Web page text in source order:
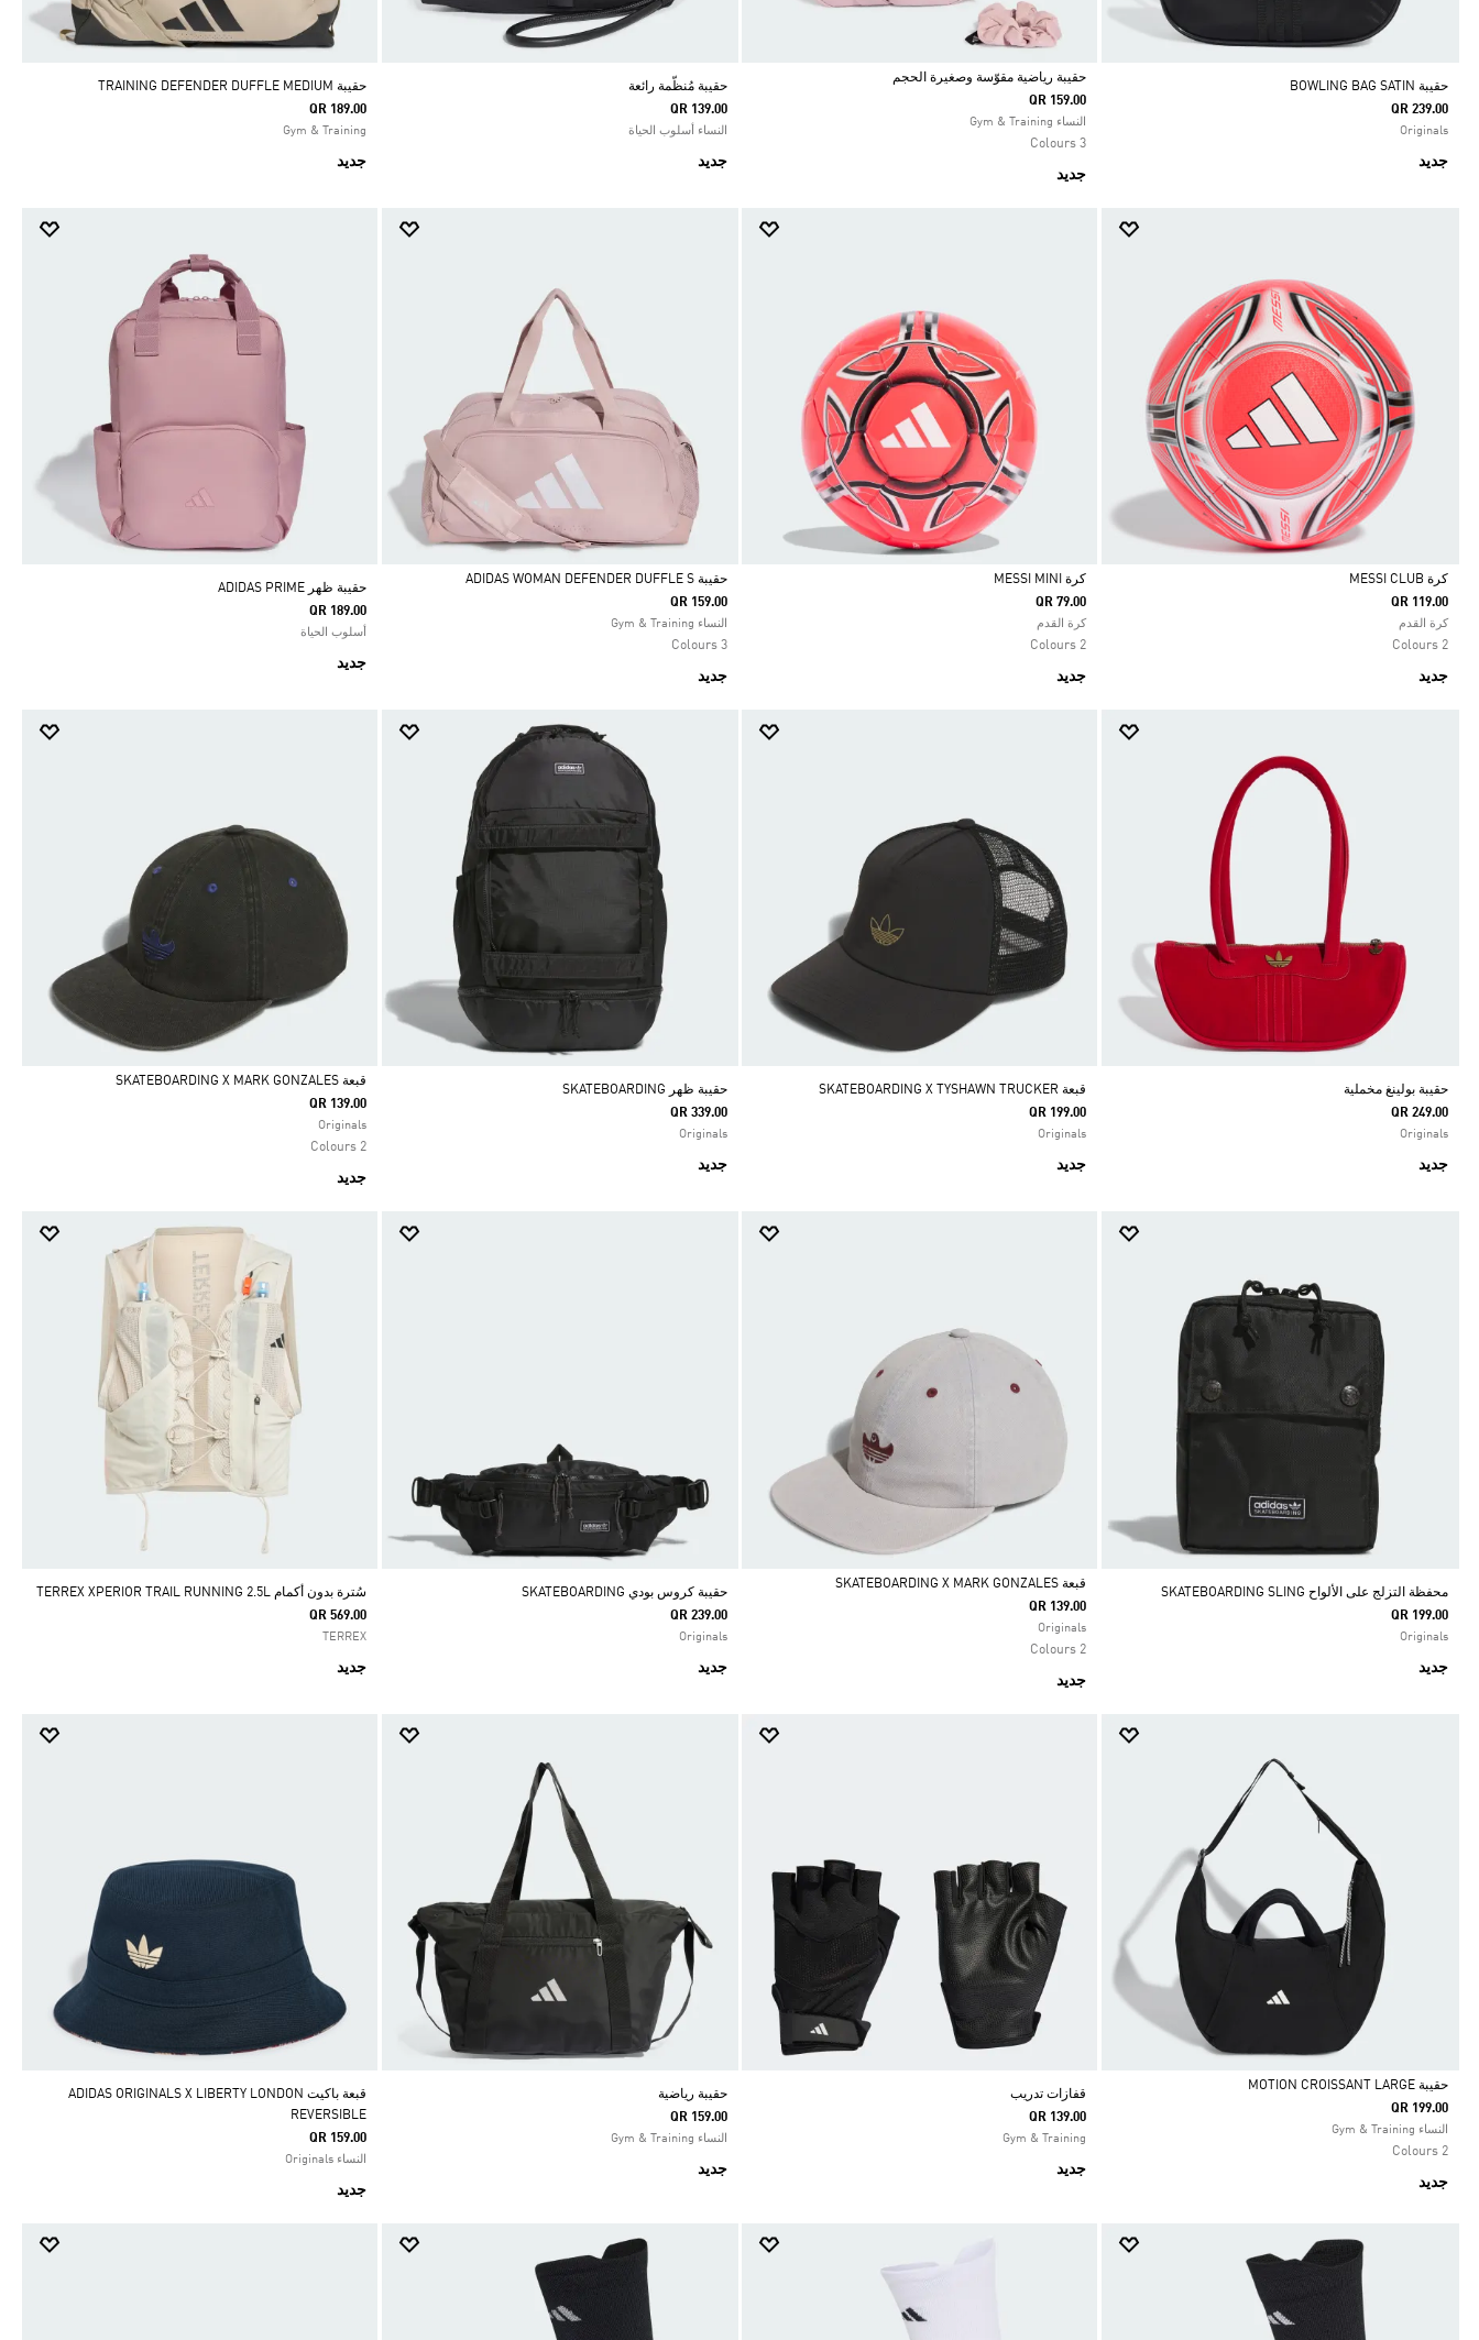
حقيبة BOWLING BAG SATIN
QR 239.00
Originals
جديد
Selected
حقيبة رياضية مقوّسة وصغيرة الحجم
QR 159.00
النساء Gym & Training
3 Colours
جديد
حقيبة مُنظّمة رائعة
QR 139.00
النساء أسلوب الحياة
جديد
حقيبة TRAINING DEFENDER DUFFLE MEDIUM
QR 189.00
Gym & Training
جديد
Selected
كرة MESSI CLUB
QR 119.00
كرة القدم
2 Colours
جديد
Selected
كرة MESSI MINI
QR 79.00
كرة القدم
2 Colours
جديد
Selected
حقيبة ADIDAS WOMAN DEFENDER DUFFLE S
QR 159.00
النساء Gym & Training
3 Colours
جديد
حقيبة ظهر ADIDAS PRIME
QR 189.00
أسلوب الحياة
جديد
حقيبة بولينغ مخملية
QR 249.00
Originals
جديد
قبعة SKATEBOARDING X TYSHAWN TRUCKER
QR 199.00
Originals
جديد
حقيبة ظهر SKATEBOARDING
QR 339.00
Originals
جديد
Selected
قبعة SKATEBOARDING X MARK GONZALES
QR 139.00
Originals
2 Colours
جديد
محفظة التزلج على الألواح SKATEBOARDING SLING
QR 199.00
Originals
جديد
Selected
قبعة SKATEBOARDING X MARK GONZALES
QR 139.00
Originals
2 Colours
جديد
حقيبة كروس بودي SKATEBOARDING
QR 239.00
Originals
جديد
سُترة بدون أكمام TERREX XPERIOR TRAIL RUNNING 2.5L
QR 569.00
TERREX
جديد
Selected
حقيبة MOTION CROISSANT LARGE
QR 199.00
النساء Gym & Training
2 Colours
جديد
قفازات تدريب
QR 139.00
Gym & Training
جديد
حقيبة رياضية
QR 159.00
النساء Gym & Training
جديد
قبعة باكيت ADIDAS ORIGINALS X LIBERTY LONDON
REVERSIBLE
QR 159.00
النساء Originals
جديد